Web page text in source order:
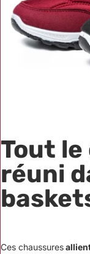
Tout
réuni
Ces chaussures